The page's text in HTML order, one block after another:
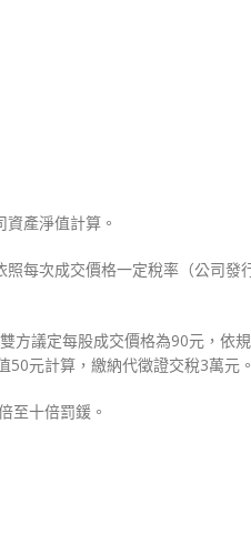
產淨值計算。
每次成交價格一定稅率（公司發
方議定每股成交價格為90元，依
元計算，繳納代徵證交稅3萬元。
至十倍罰鍰。